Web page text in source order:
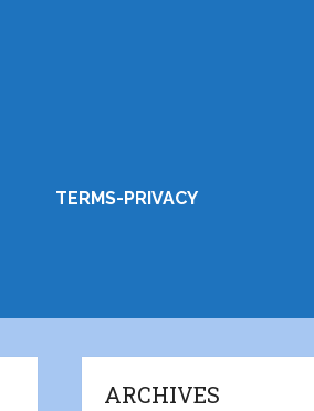
TERMS-PRIVACY
ARCHIVES